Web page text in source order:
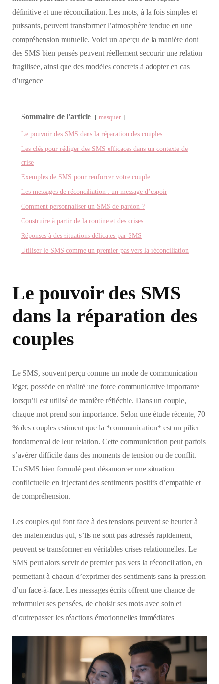
définitive et une réconciliation. Les mots, à la fois simples et
puissants, peuvent transformer l’atmosphère tendue en une
compréhension mutuelle. Voici un aperçu de la manière dont
des SMS bien pensés peuvent réellement secourir une relation
fragilisée, ainsi que des modèles concrets à adopter en cas
d’urgence.
Sommaire de l'article masquer
Le pouvoir des SMS dans la réparation des couples
Les clés pour rédiger des SMS efficaces dans un contexte de
crise
Exemples de SMS pour renforcer votre couple
Les messages de réconciliation : un message d’espoir
Comment personnaliser un SMS de pardon ?
Construire à partir de la routine et des crises
Réponses à des situations délicates par SMS
Utiliser le SMS comme un premier pas vers la réconciliation
Le pouvoir des SMS
dans la réparation des
couples
Le SMS, souvent perçu comme un mode de communication
léger, possède en réalité une force communicative importante
lorsqu’il est utilisé de manière réfléchie. Dans un couple,
chaque mot prend son importance. Selon une étude récente, 70
% des couples estiment que la *communication* est un pilier
fondamental de leur relation. Cette communication peut parfois
s’avérer difficile dans des moments de tension ou de conflit.
Un SMS bien formulé peut désamorcer une situation
conflictuelle en injectant des sentiments positifs d’empathie et
de compréhension.
Les couples qui font face à des tensions peuvent se heurter à
des malentendus qui, s’ils ne sont pas adressés rapidement,
peuvent se transformer en véritables crises relationnelles. Le
SMS peut alors servir de premier pas vers la réconciliation, en
permettant à chacun d’exprimer des sentiments sans la pression
d’un face-à-face. Les messages écrits offrent une chance de
reformuler ses pensées, de choisir ses mots avec soin et
d’outrepasser les réactions émotionnelles immédiates.